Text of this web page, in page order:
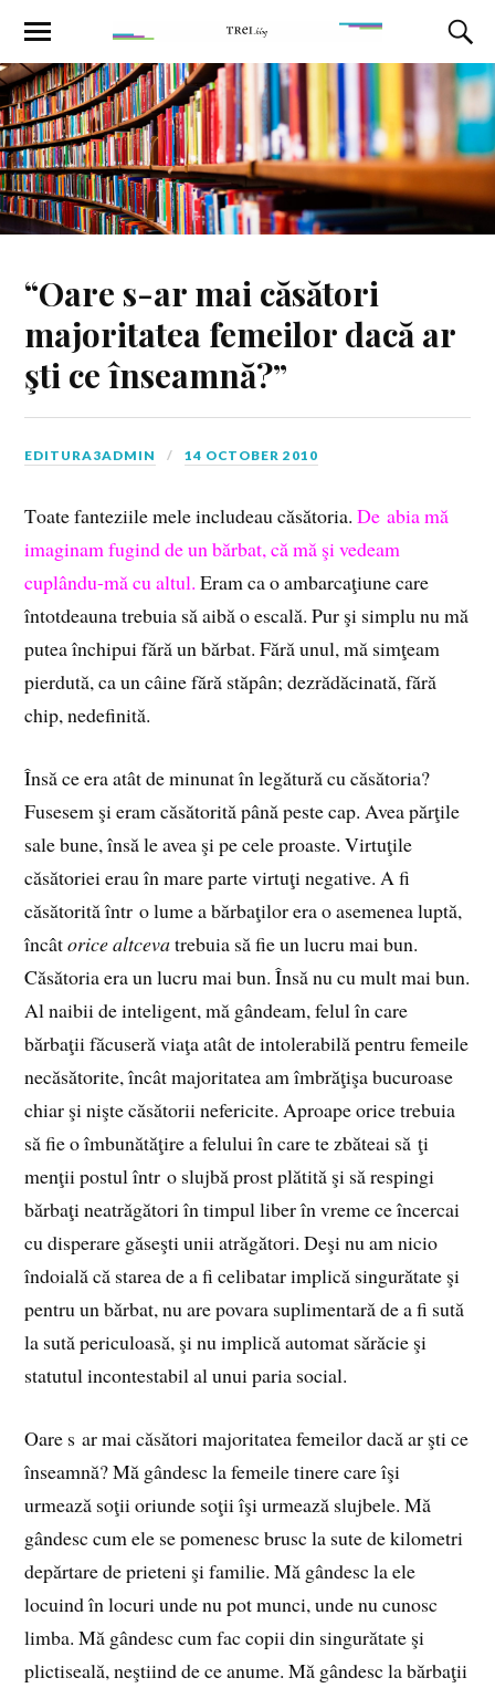
“Oare s-ar mai căsători
majoritatea femeilor dacă ar
şti ce înseamnă?”
EDITURA3ADMIN 14 OCTOBER 2010
Toate fanteziile mele includeau căsătoria.De abia mă
imaginam fugind de un bărbat, că mă şi vedeam
cuplându-mă cu altul. Eram ca o ambarcaţiune care
întotdeauna trebuia să aibă o escală. Pur şi simplu nu mă
putea închipui fără un bărbat. Fără unul, mă simţeam
pierdută, ca un câine fără stăpân; dezrădăcinată, fără
chip, nedefinită.
Însă ce era atât de minunat în legătură cu căsătoria?
Fusesem şi eram căsătorită până peste cap. Avea părţile
sale bune, însă le avea şi pe cele proaste. Virtuţile
căsătoriei erau în mare parte virtuţi negative. A fi
căsătorită într o lume a bărbaţilor era o asemenea luptă,
încâtorice altcevatrebuia să fie un lucru mai bun.
Căsătoria era un lucru mai bun. Însă nu cu mult mai bun.
Al naibii de inteligent, mă gândeam, felul în care
bărbaţii făcuseră viaţa atât de intolerabilă pentru femeile
necăsătorite, încât majoritatea am îmbrăţişa bucuroase
chiar şi nişte căsătorii nefericite. Aproape orice trebuia
să fie o îmbunătăţire a felului în care te zbăteai să ţi
menţii postul într o slujbă prost plătită şi să respingi
bărbaţi neatrăgători în timpul liber în vreme ce încercai
cu disperare găseşti unii atrăgători. Deşi nu am nicio
îndoială că starea de a fi celibatar implică singurătate şi
pentru un bărbat, nu are povara suplimentară de a fi sută
la sută periculoasă, şi nu implică automat sărăcie şi
statutul incontestabil al unui paria social.
Oare s ar mai căsători majoritatea femeilor dacă ar şti ce
înseamnă? Mă gândesc la femeile tinere care îşi
urmează soţii oriunde soţii îşi urmează slujbele. Mă
gândesc cum ele se pomenesc brusc la sute de kilometri
depărtare de prieteni şi familie. Mă gândesc la ele
locuind în locuri unde nu pot munci, unde nu cunosc
limba. Mă gândesc cum fac copii din singurătate şi
plictiseală, neştiind de ce anume. Mă gândesc la bărbaţii